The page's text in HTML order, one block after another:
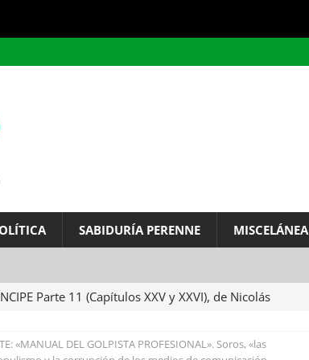
SABIDURÍA PERENNE MISCELÁNEA
Parte 11 (Capítulos XXV y XXVI), de Nicolás
(The servant, película de Joseph Losey, 1963):
«MANUAL DEL GOLPISTA PROFESIONAL». Soros, «las